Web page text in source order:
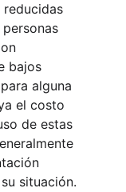
reducidas
bajos
alguna
el costo
de estas
situación.